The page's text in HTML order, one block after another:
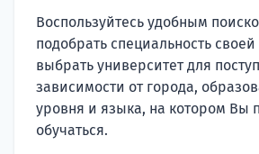
Воспользуйтесь удобным
подобрать специальность
выбрать университет для
зависимости от города,
уровня и языка, на котором Вы
обучаться.